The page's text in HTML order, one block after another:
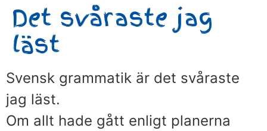
Det svåraste jag
läst
Svensk grammatik är det svåraste
jag läst.
Om allt hade gått enligt planerna